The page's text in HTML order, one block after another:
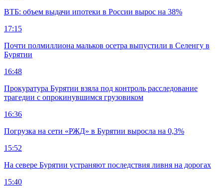
ВТБ: объем выдачи ипотеки в России вырос на 38%
17:15
Почти полмиллиона мальков осетра выпустили в Селенгу в
Бурятии
16:48
Прокуратура Бурятии взяла под контроль расследование
трагедии с опрокинувшимся грузовиком
16:36
Погрузка на сети «РЖД» в Бурятии выросла на 0,3%
15:52
На севере Бурятии устраняют последствия ливня на дорогах
15:40